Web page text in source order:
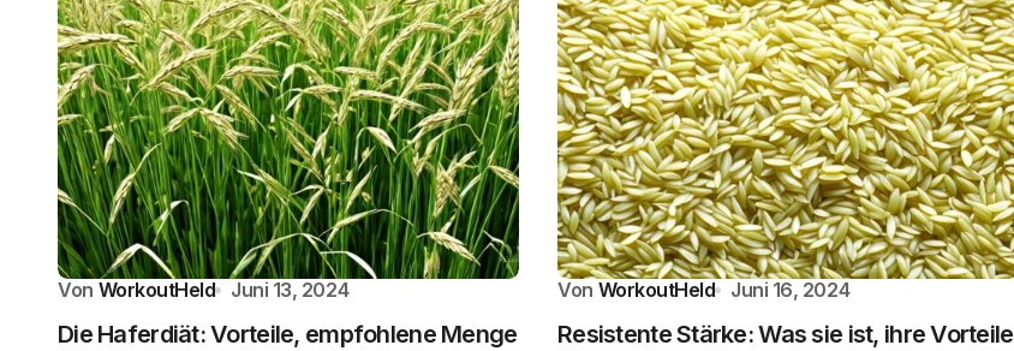
Von WorkoutHeld Juni 13, 2024
Die Haferdiät: Vorteile, empfohlene Menge
Von WorkoutHeld Juni 16, 2024
Resistente Stärke: Was sie ist, ihre Vorteile